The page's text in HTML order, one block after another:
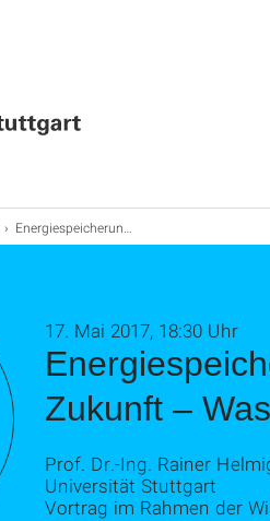
Energiespeicherung, Herausforderung der Zukunft – Was Simulationen beitragen
Zukunft –
17. Mai 2017, 18:30 Uhr
Prof. Dr.-Ing. Rainer
Universität Stuttgart
Vortrag im Rahmen der